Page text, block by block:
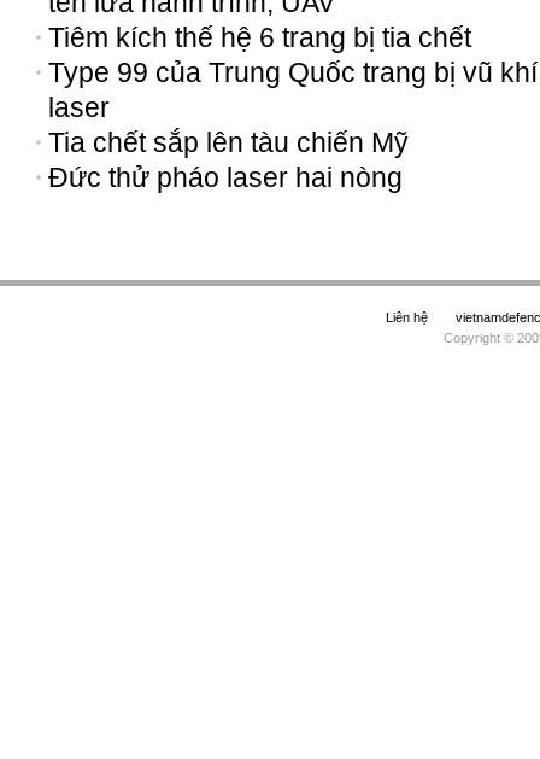
Tiêm kích thế hệ 6 trang bị tia chết
Type 99 của Trung Quốc trang bị vũ khí
laser
Tia chết sắp lên tàu chiến Mỹ
Đức thử pháo laser hai nòng
Liên hệ
Copyright ©